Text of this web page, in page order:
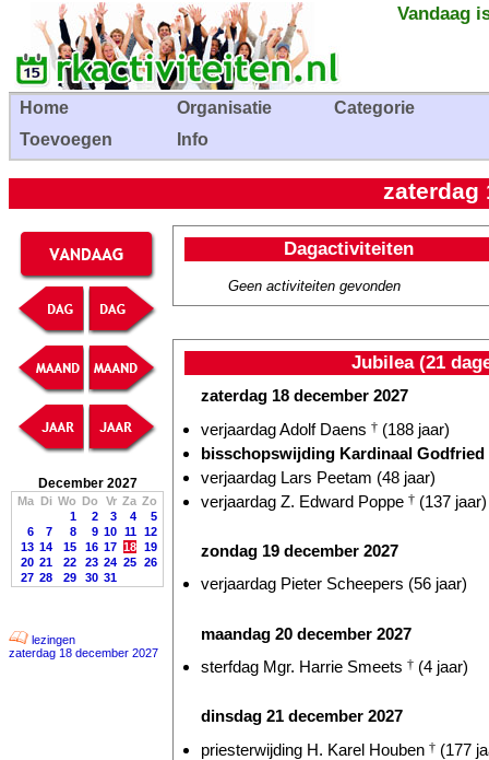
Vandaag
Home Organisatie
Categorie
Toevoegen
Info
zaterdag
December 2027
Ma Di Wo Do Vr Za Zo
1
2 3 4
5
6
7 8 9 10 11 12
13 14 15 16 17 18 19
20 21 22 23 24 25 26
27 28 29 30 31
lezingen
zaterdag 18 december 2027
Dagactiviteiten
Geen activiteiten gevonden
Jubilea (21
zaterdag 18 december 2027
verjaardag Adolf Daens † (188 jaar)
bisschopswijding Kardinaal
verjaardag Lars Peetam (48 jaar)
verjaardag Z. Edward Poppe † (137 jaar)
zondag 19 december 2027
verjaardag Pieter Scheepers (56 jaar)
maandag 20 december 2027
sterfdag Mgr. Harrie Smeets † (4 jaar)
dinsdag 21 december 2027
priesterwijding H. Karel Houben † (177